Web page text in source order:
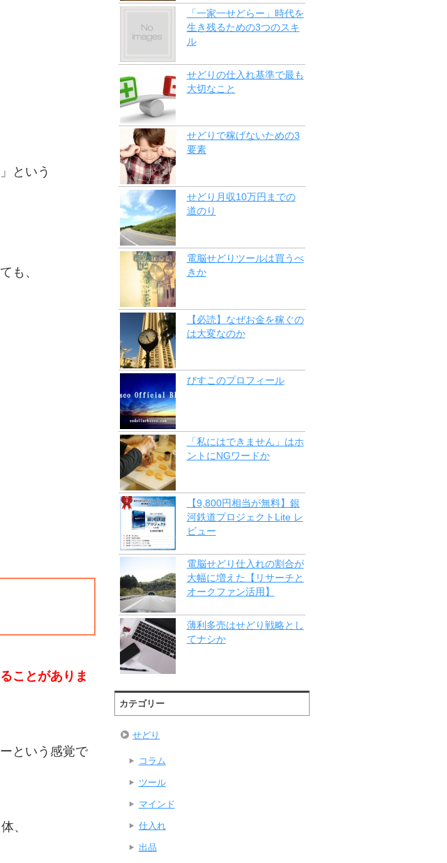
という
も、
ことがありま
という感覚で
、
「一家一せどらー」時代を
生き残るための3つのスキ
ル
せどりの仕入れ基準で最も
大切なこと
せどりで稼げないための3
要素
せどり月収10万円までの
道のり
電脳せどりツールは買うべ
きか
【必読】なぜお金を稼ぐの
は大変なのか
びすこのプロフィール
「私にはできません」はホ
ントにNGワードか
【9,800円相当が無料】銀
河鉄道プロジェクトLite レ
ビュー
電脳せどり仕入れの割合が
大幅に増えた【リサーチと
オークファン活用】
薄利多売はせどり戦略とし
てナシか
カテゴリー
せどり
コラム
ツール
マインド
仕入れ
出品